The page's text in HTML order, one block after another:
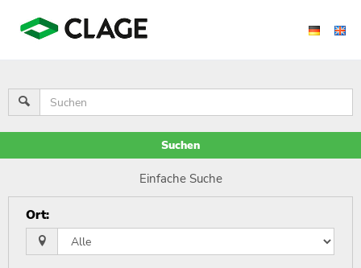
Suchen
Einfache Suche
Ort: